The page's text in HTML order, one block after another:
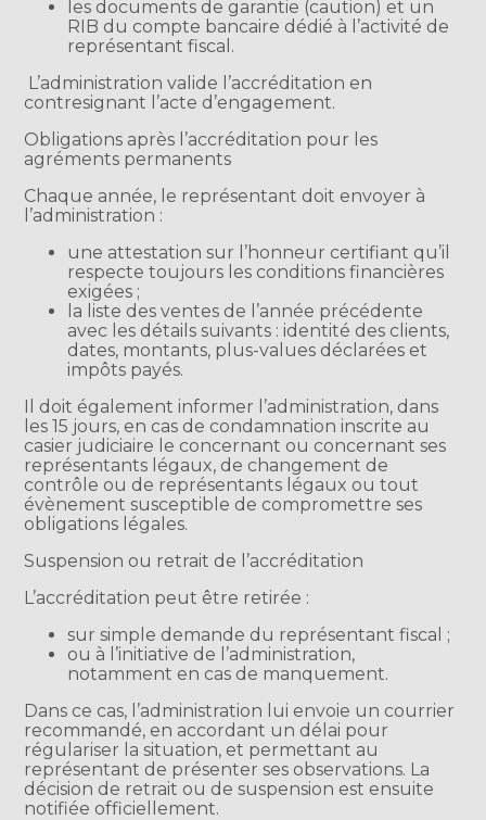
les documents de garantie (caution) et un
RIB du compte bancaire dédié à l’activité de
représentant fiscal.
L’administration valide l’accréditation en
contresignant l’acte d’engagement.
Obligations après l’accréditation pour les
agréments permanents
Chaque année, le représentant doit envoyer à
l’administration :
une attestation sur l’honneur certifiant qu’il
respecte toujours les conditions financières
exigées ;
la liste des ventes de l’année précédente
avec les détails suivants : identité des clients,
dates, montants, plus-values déclarées et
impôts payés.
Il doit également informer l’administration, dans
les 15 jours, en cas de condamnation inscrite au
casier judiciaire le concernant ou concernant ses
représentants légaux, de changement de
contrôle ou de représentants légaux ou tout
évènement susceptible de compromettre ses
obligations légales.
Suspension ou retrait de l’accréditation
L’accréditation peut être retirée :
sur simple demande du représentant fiscal ;
ou à l’initiative de l’administration,
notamment en cas de manquement.
Dans ce cas, l’administration lui envoie un courrier
recommandé, en accordant un délai pour
régulariser la situation, et permettant au
représentant de présenter ses observations. La
décision de retrait ou de suspension est ensuite
notifiée officiellement.